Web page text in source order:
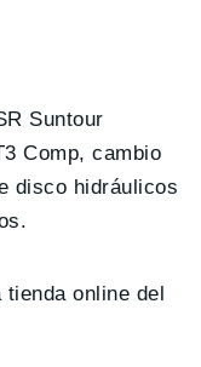
Suntour
Comp, cambio
disco hidráulicos
online del